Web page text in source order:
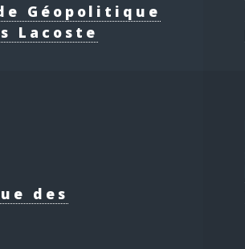
Géopolitique
Lacoste
des